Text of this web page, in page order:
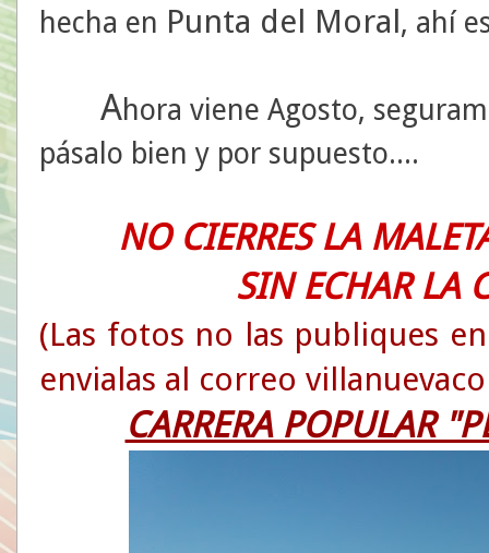
hecha en Punta del Moral, ahí
Ahora viene Agosto,
pásalo bien y por supuesto....
NO CIERRES LA
SIN ECHAR LA
(Las fotos no las publiques
envialas al correo
CARRERA POPULAR